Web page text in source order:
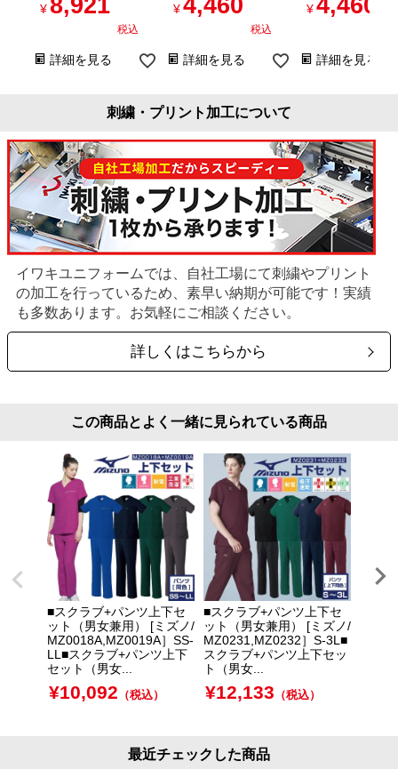
¥
税込
詳細を見る
¥
税込
詳細を見る
¥
詳細を見る
刺繍・プリント加工について
イワキユニフォームでは、自社工場にて刺繍やプリント
の加工を行っているため、素早い納期が可能です！実績
も多数あります。お気軽にご相談ください。
詳しくはこちらから
この商品とよく一緒に見られている商品
■スクラブ+パンツ上下セ
ット（男女兼用） [ミズノ/
MZ0018A,MZ0019A］SS-
LL■スクラブ+パンツ上下
セット（男女...
¥10,092 （税込）
■スクラブ+パンツ上下セ
ット（男女兼用） [ミズノ/
MZ0231,MZ0232］S-3L■
スクラブ+パンツ上下セッ
ト（男女...
¥12,133 （税込）
最近チェックした商品